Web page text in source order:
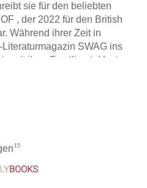
sie für den beliebten
, der 2022 für den British
Während ihrer Zeit in
SWAG ins
mit ihrer Familie - inklusive
in Hamburg. Sie hat u. a.
und Owen Mullen
15